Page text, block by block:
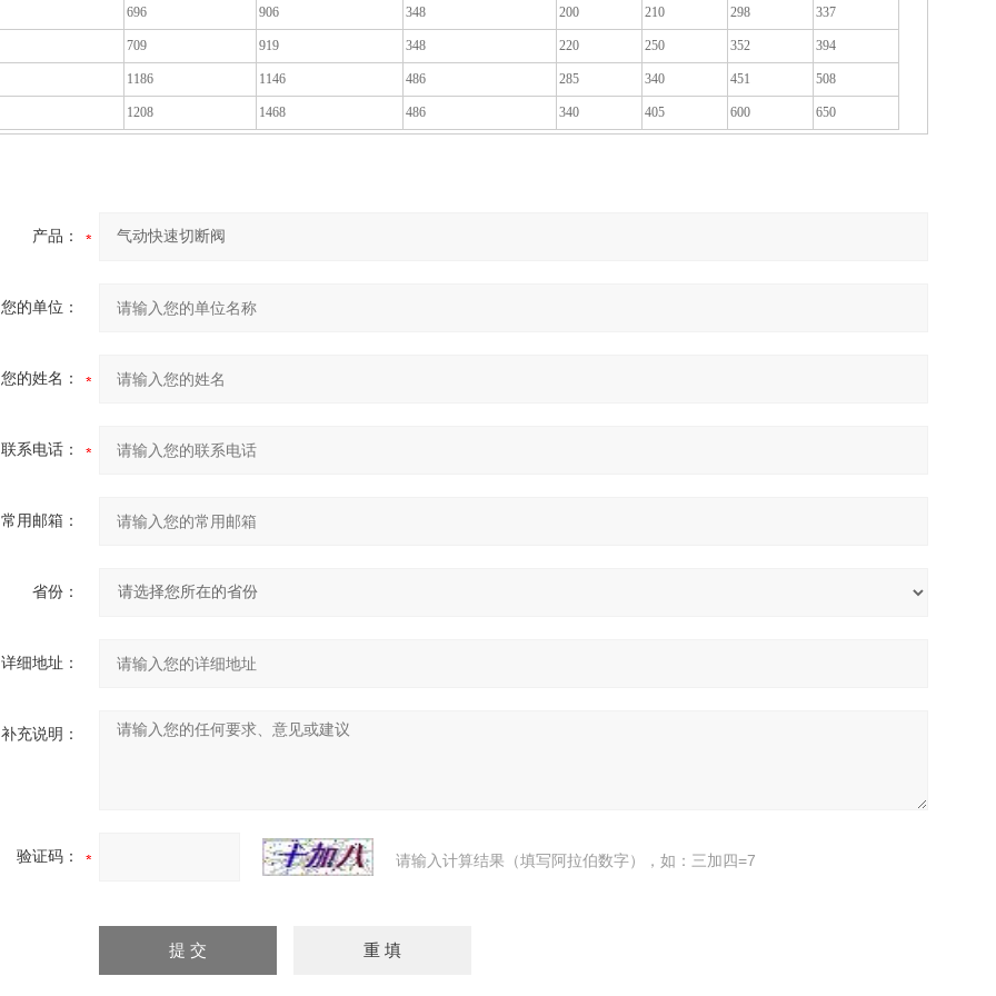
696 906 348 200 210 298 337
709 919 348 220 250 352 394
1186 1146 486 285 340 451 508
1208 1468 486 340 405 600 650
产品：
您的单位：
您的姓名：
联系电话：
常用邮箱：
省份：
详细地址：
补充说明：
验证码： 请输入计算结果（填写阿拉伯数字），如：三加四=7